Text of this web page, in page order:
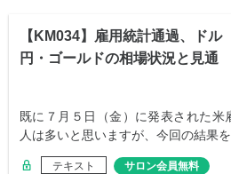
【KM034】雇用統計通過、ドル
円・ゴールドの相場状況と見通
既に７月５日（金）に発表された米
人は多いと思いますが、今回の結果
テキスト サロン会員無料